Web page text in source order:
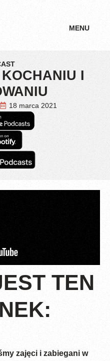
MENU
I
18 marca 2021
TEN
zajęci i zabiegani w